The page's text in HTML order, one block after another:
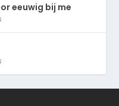
eeuwig bij me